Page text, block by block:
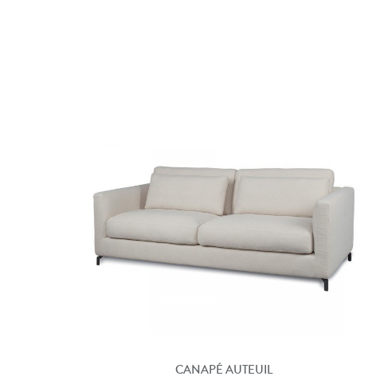
CANAPÉ AUTEUIL